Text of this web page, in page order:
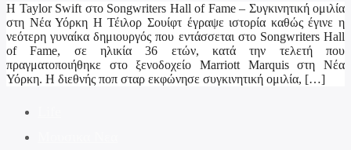
Η Taylor Swift στο Songwriters Hall of Fame – Συγκινητική ομιλία
στη Νέα Υόρκη Η Τέιλορ Σουίφτ έγραψε ιστορία καθώς έγινε η
νεότερη γυναίκα δημιουργός που εντάσσεται στο Songwriters Hall
of Fame, σε ηλικία 36 ετών, κατά την τελετή που
πραγματοποιήθηκε στο ξενοδοχείο Marriott Marquis στη Νέα
Υόρκη. Η διεθνής ποπ σταρ εκφώνησε συγκινητική ομιλία, […]